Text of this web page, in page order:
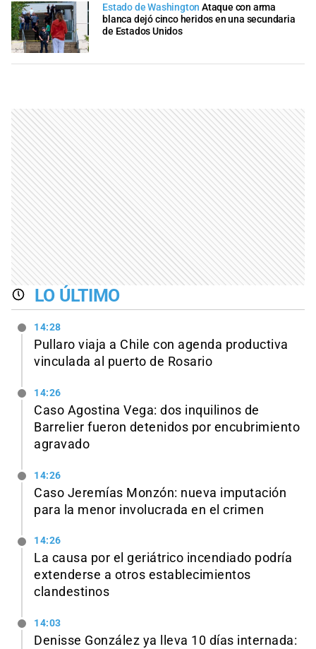
Estado de Washington Ataque con arma
blanca dejó cinco heridos en una secundaria
de Estados Unidos
LO ÚLTIMO
14:28
Pullaro viaja a Chile con agenda productiva
vinculada al puerto de Rosario
14:26
Caso Agostina Vega: dos inquilinos de
Barrelier fueron detenidos por encubrimiento
agravado
14:26
Caso Jeremías Monzón: nueva imputación
para la menor involucrada en el crimen
14:26
La causa por el geriátrico incendiado podría
extenderse a otros establecimientos
clandestinos
14:03
Denisse González ya lleva 10 días internada: